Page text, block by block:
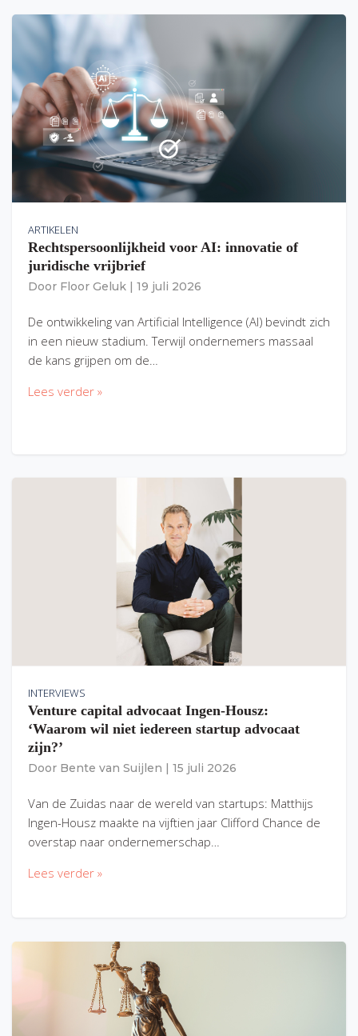
ARTIKELEN
Rechtspersoonlijkheid voor AI: innovatie of
juridische vrijbrief
Door Floor Geluk 19 juli 2026
De ontwikkeling van Artificial Intelligence (AI) bevindt zich
in een nieuw stadium. Terwijl ondernemers massaal
de kans grijpen om de…
Lees verder »
INTERVIEWS
Venture capital advocaat Ingen-Housz:
‘Waarom wil niet iedereen startup advocaat
zijn?’
Door Bente van Suijlen 15 juli 2026
Van de Zuidas naar de wereld van startups: Matthijs
Ingen-Housz maakte na vijftien jaar Clifford Chance de
overstap naar ondernemerschap…
Lees verder »